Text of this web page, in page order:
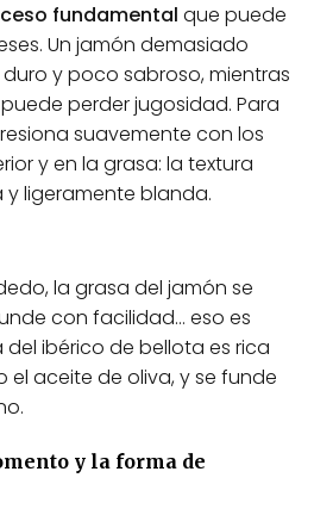
fundamental que puede
Un jamón demasiado
y poco sabroso, mientras
perder jugosidad. Para
suavemente con los
y en la grasa: la textura
ligeramente blanda.
la grasa del jamón se
con facilidad… eso es
del ibérico de bellota es rica
aceite de oliva, y se funde
y la forma de